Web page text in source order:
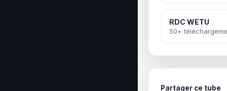
RDC WETU
50+
Partager ce tube